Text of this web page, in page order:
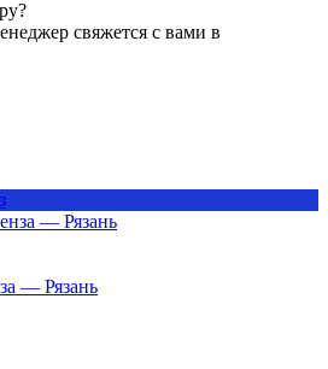
свяжется с вами в
— Рязань